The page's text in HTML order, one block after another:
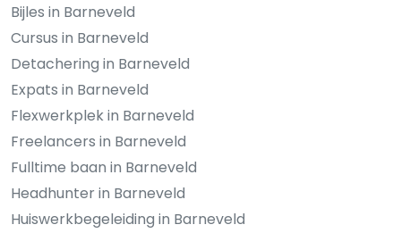
Bijles in Barneveld
Cursus in Barneveld
Detachering in Barneveld
Expats in Barneveld
Flexwerkplek in Barneveld
Freelancers in Barneveld
Fulltime baan in Barneveld
Headhunter in Barneveld
Huiswerkbegeleiding in Barneveld